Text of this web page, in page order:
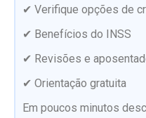
✔ Verifique opções de
✔ Benefícios do INSS
✔ Revisões e
✔ Orientação gratuita
Em poucos minutos